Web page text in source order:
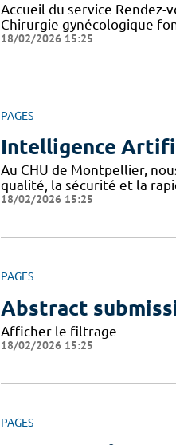
Accueil du service
Chirurgie gynécologique
18/02/2026 15:25
PAGES
Intelligence
Au CHU de Montpellier,
qualité, la sécurité et la
18/02/2026 15:25
PAGES
Abstract
Afficher le filtrage
18/02/2026 15:25
PAGES